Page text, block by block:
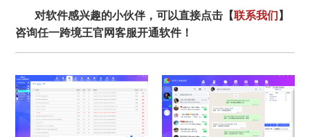
对软件感兴趣的小伙伴，可以直接点击【联系我们 】
咨询任一跨境王官网客服开通软件！